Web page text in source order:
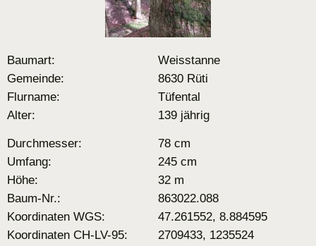
Baumart:
Weisstanne
Gemeinde:
8630 Rüti
Flurname:
Tüfental
Alter:
139 jährig
Durchmesser:
78 cm
Umfang:
245 cm
Höhe:
32 m
Baum-Nr.:
863022.088
Koordinaten WGS:
47.261552, 8.884595
Koordinaten CH-LV-95:
2709433, 1235524